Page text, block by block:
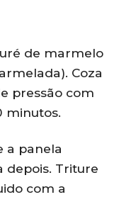
de marmelo
Coza
pressão com
minutos.
a panela
depois. Triture
com a